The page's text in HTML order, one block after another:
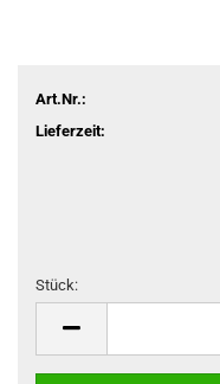
Art.Nr.:
Lieferzeit:
Stück: